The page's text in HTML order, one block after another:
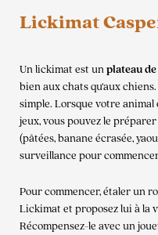
Lickimat
Un lickimat est unplateau
bien aux chats qu’aux
simple. Lorsque votre animal
jeux, vous pouvez le
(pâtées, banane écrasée,
surveillance pour
Pour commencer, étaler un
Lickimat et proposez lui à la
Récompensez-le avec un